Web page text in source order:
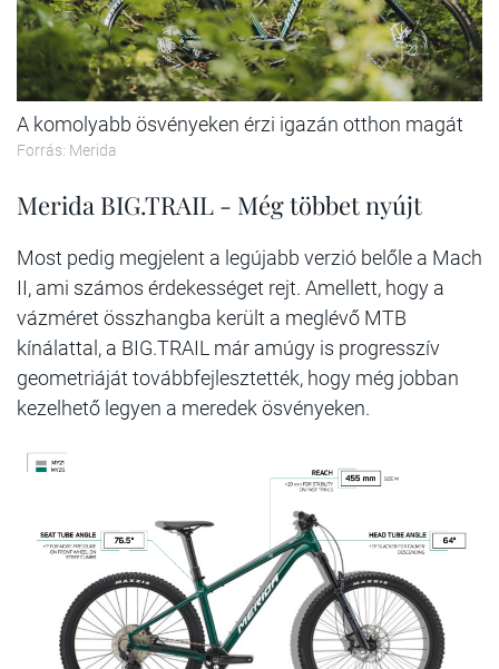
A komolyabb ösvényeken érzi igazán otthon magát
Forrás: Merida
Merida BIG.TRAIL - Még többet nyújt
Most pedig megjelent a legújabb verzió belőle a Mach
II, ami számos érdekességet rejt. Amellett, hogy a
vázméret összhangba került a meglévő MTB
kínálattal, a BIG.TRAIL már amúgy is progresszív
geometriáját továbbfejlesztették, hogy még jobban
kezelhető legyen a meredek ösvényeken.